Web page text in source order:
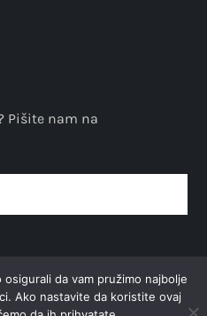
Pišite nam na
da vam pružimo najbolje
Ako nastavite da koristite ovaj